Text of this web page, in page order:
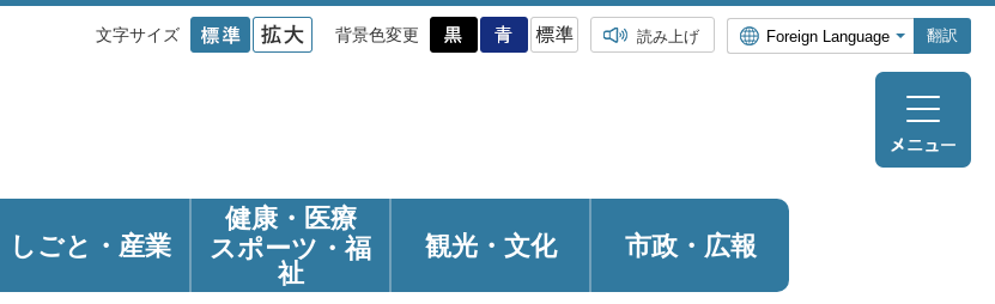
文字サイズ 背景色変更 読み上げ 翻訳
しごと・産業
健康・医療
スポーツ・福
祉
観光・ 文化 市政・広報